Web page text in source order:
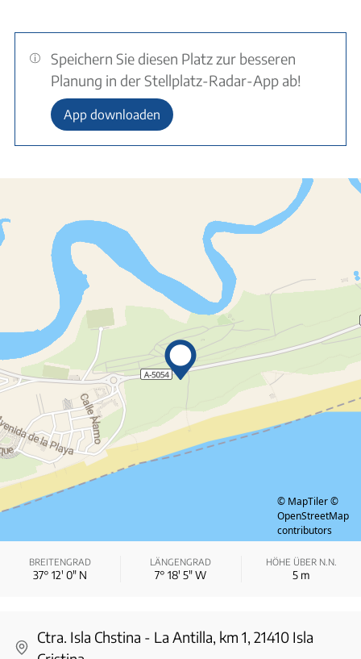
Speichern Sie diesen Platz zur besseren
Planung in der Stellplatz-Radar-App ab!
App downloaden
© MapTiler ©
OpenStreetMap
contributors
BREITENGRAD
37° 12′ 0″ N
LÄNGENGRAD
7° 18′ 5″ W
HÖHE ÜBER N.N.
5 m
Ctra. Isla Chstina - La Antilla, km 1, 21410 Isla